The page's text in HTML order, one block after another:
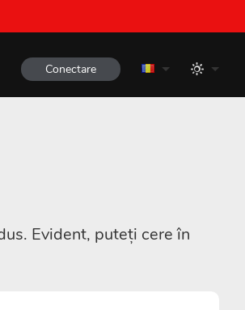
Conectare
Evident, puteți cere în